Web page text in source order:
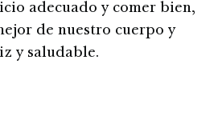
adecuado y comer bien,
de nuestro cuerpo y
y saludable.